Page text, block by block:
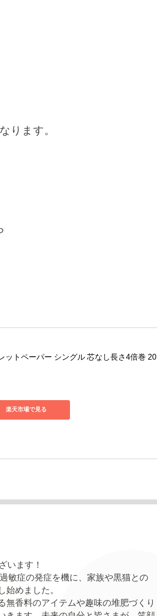
ります。
ットペーパー シングル 芯なし長さ4倍巻 20
楽天市場で見る
います！
敏症の発症を機に、家族や黒猫との
始めました。
無香料のアイテムや趣味の堆肥づくり